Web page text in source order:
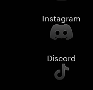
Instagram
Discord